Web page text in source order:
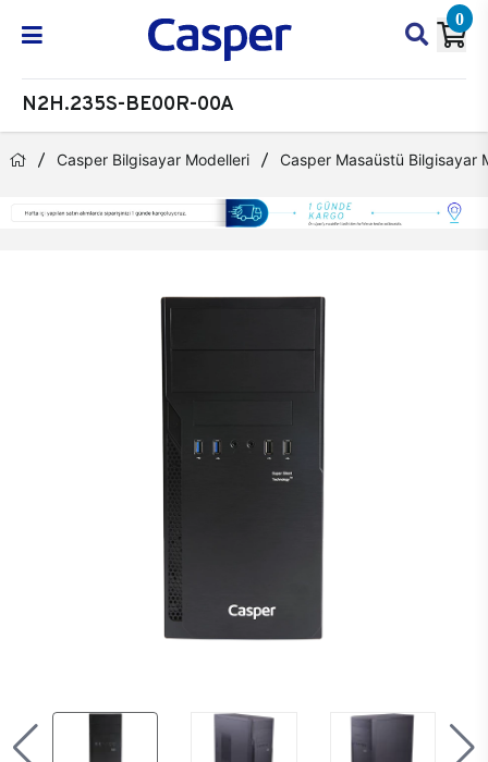
0
N2H.235S-BE00R-00A
Casper Bilgisayar Modelleri Casper Masaüstü Bilgisayar